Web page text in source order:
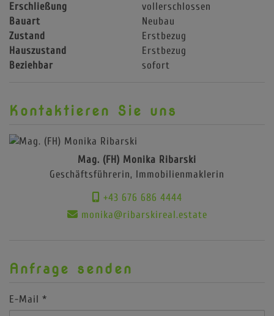
Erschließung
vollerschlossen
Bauart
Neubau
Zustand
Erstbezug
Hauszustand
Erstbezug
Beziehbar
sofort
Kontaktieren Sie uns
Mag. (FH) Monika Ribarski
Geschäftsführerin, Immobilienmaklerin
+43 676 686 4444
monika@ribarskireal.estate
Anfrage senden
E-Mail